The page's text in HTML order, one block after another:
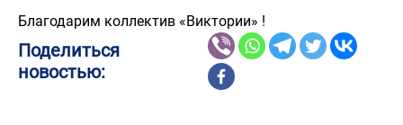
Благодарим коллектив «Виктории» !
Поделиться
новостью: